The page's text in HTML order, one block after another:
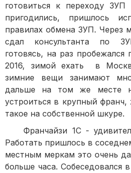
готовиться к переходу
пригодились, пришлось
правилах обмена ЗУП. Через
сдал консультанта по
готовясь, на раз
2016, зимой ехать в
зимние вещи занимают
дальше на том же месте
устроиться в крупный франч,
такое на собственной шкуре.
Франчайзи 1С -
Работать пришлось в
местным меркам это очень
больше часа. Собеседовался